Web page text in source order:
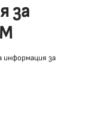
за
информация за